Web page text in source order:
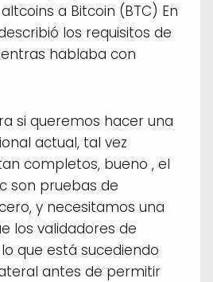
a Bitcoin (BTC) En
los requisitos de
hablaba con
si queremos hacer una
actual, tal vez
completos, bueno , el
son pruebas de
y necesitamos una
los validadores de
que está sucediendo
antes de permitir